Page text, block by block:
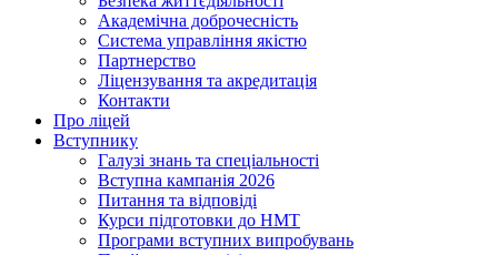
Академічна доброчесність
Система управління якістю
Партнерство
Ліцензування та акредитація
Контакти
Про ліцей
Вступнику
Галузі знань та спеціальності
Вступна кампанія 2026
Питання та відповіді
Курси підготовки до НМТ
Програми вступних випробувань